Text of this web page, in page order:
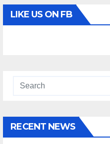
LIKE US ON FB
RECENT NEWS